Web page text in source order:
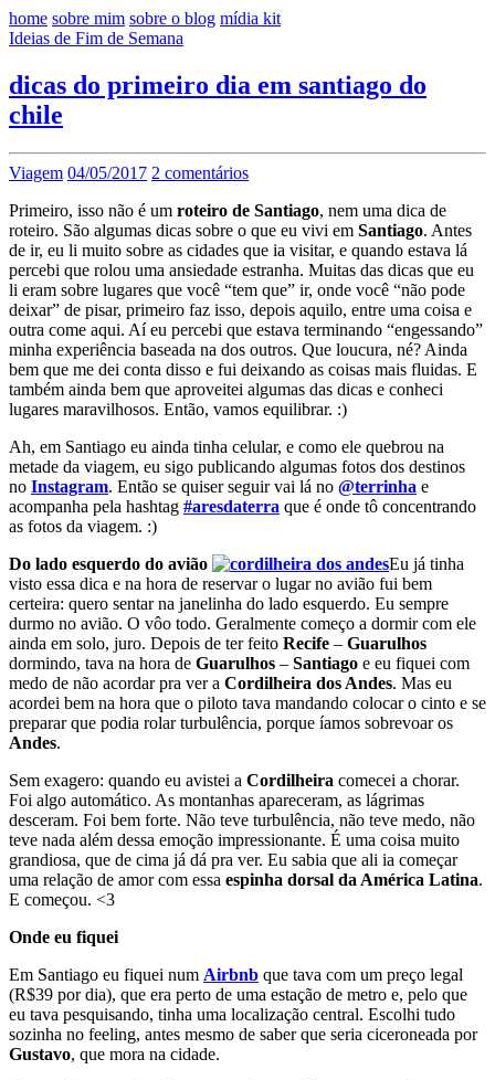
home sobre mim sobre o blog mídia kit
Ideias de Fim de Semana
dicas do primeiro dia em santiago do
chile
Viagem 04/05/2017 2 comentários
Primeiro, isso não é um roteiro de Santiago, nem uma dica de
roteiro. São algumas dicas sobre o que eu vivi em Santiago. Antes
de ir, eu li muito sobre as cidades que ia visitar, e quando estava lá
percebi que rolou uma ansiedade estranha. Muitas das dicas que eu
li eram sobre lugares que você “tem que” ir, onde você “não pode
deixar” de pisar, primeiro faz isso, depois aquilo, entre uma coisa e
outra come aqui. Aí eu percebi que estava terminando “engessando”
minha experiência baseada na dos outros. Que loucura, né? Ainda
bem que me dei conta disso e fui deixando as coisas mais fluidas. E
também ainda bem que aproveitei algumas das dicas e conheci
lugares maravilhosos. Então, vamos equilibrar. :)
Ah, em Santiago eu ainda tinha celular, e como ele quebrou na
metade da viagem, eu sigo publicando algumas fotos dos destinos
no Instagram. Então se quiser seguir vai lá no @terrinha e
acompanha pela hashtag #aresdaterra que é onde tô concentrando
as fotos da viagem. :)
Do lado esquerdo do avião
Eu já tinha
visto essa dica e na hora de reservar o lugar no avião fui bem
certeira: quero sentar na janelinha do lado esquerdo. Eu sempre
durmo no avião. O vôo todo. Geralmente começo a dormir com ele
ainda em solo, juro. Depois de ter feito Recife – Guarulhos
dormindo, tava na hora de Guarulhos – Santiago e eu fiquei com
medo de não acordar pra ver a Cordilheira dos Andes. Mas eu
acordei bem na hora que o piloto tava mandando colocar o cinto e se
preparar que podia rolar turbulência, porque íamos sobrevoar os
Andes.
Sem exagero: quando eu avistei a Cordilheira comecei a chorar.
Foi algo automático. As montanhas apareceram, as lágrimas
desceram. Foi bem forte. Não teve turbulência, não teve medo, não
teve nada além dessa emoção impressionante. É uma coisa muito
grandiosa, que de cima já dá pra ver. Eu sabia que ali ia começar
uma relação de amor com essa espinha dorsal da América Latina.
E começou. <3
Onde eu fiquei
Em Santiago eu fiquei num Airbnb que tava com um preço legal
(R$39 por dia), que era perto de uma estação de metro e, pelo que
eu tava pesquisando, tinha uma localização central. Escolhi tudo
sozinha no feeling, antes mesmo de saber que seria ciceroneada por
Gustavo, que mora na cidade.